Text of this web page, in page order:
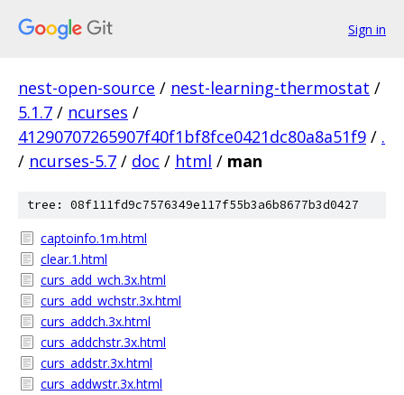
Sign in
nest-open-source / nest-learning-thermostat /
5.1.7 / ncurses /
41290707265907f40f1bf8fce0421dc80a8a51f9 / .
/ ncurses-5.7 / doc / html / man
tree: 08f111fd9c7576349e117f55b3a6b8677b3d0427
captoinfo.1m.html
clear.1.html
curs_add_wch.3x.html
curs_add_wchstr.3x.html
curs_addch.3x.html
curs_addchstr.3x.html
curs_addstr.3x.html
curs_addwstr.3x.html